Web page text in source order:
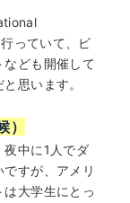
っていて、ビ
ども開催して
思います。
夜中に1人でダ
すが、アメリ
大学生にとっ